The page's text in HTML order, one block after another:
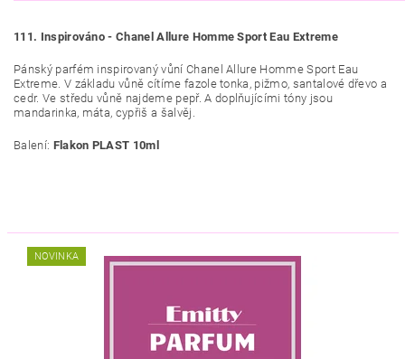
111. Inspirováno - Chanel Allure Homme Sport Eau Extreme
Pánský parfém inspirovaný vůní Chanel Allure Homme Sport Eau
Extreme. V základu vůně cítíme fazole tonka, pižmo, santalové dřevo a
cedr. Ve středu vůně najdeme pepř. A doplňujícími tóny jsou
mandarinka, máta, cypřiš a šalvěj.
Balení: Flakon PLAST 10ml
NOVINKA